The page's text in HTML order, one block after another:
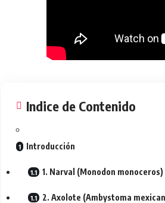
Indice de Contenido
Introducción
1. Narval (Monodon monoceros)
2. Axolote (Ambystoma